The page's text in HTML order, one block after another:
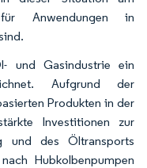
Anwendungen in
und Gasindustrie ein
Aufgrund der
Produkten in der
Investitionen zur
und des Öltransports
Hubkolbenpumpen